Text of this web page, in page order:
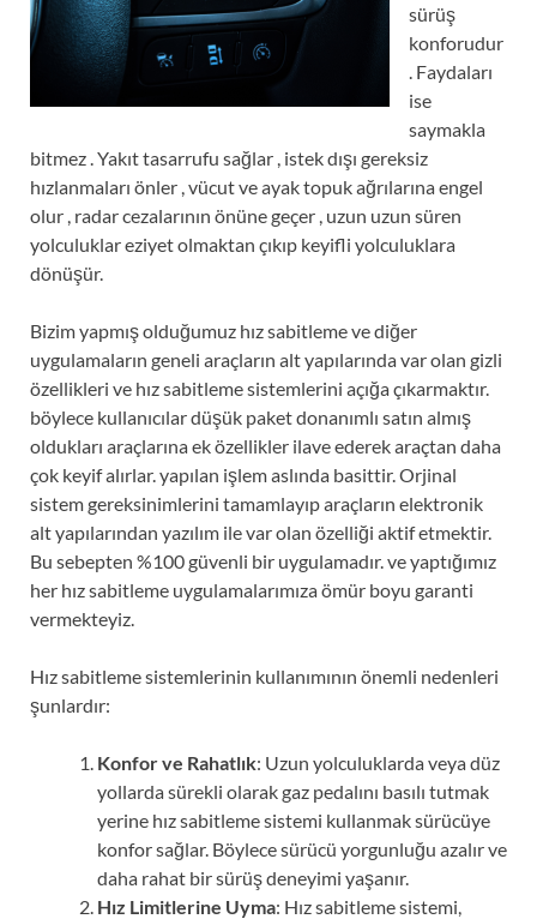
sürüş
konforudur
. Faydaları
ise
saymakla
bitmez . Yakıt tasarrufu sağlar , istek dışı gereksiz
hızlanmaları önler , vücut ve ayak topuk ağrılarına engel
olur , radar cezalarının önüne geçer , uzun uzun süren
yolculuklar eziyet olmaktan çıkıp keyifli yolculuklara
dönüşür.
Bizim yapmış olduğumuz hız sabitleme ve diğer
uygulamaların geneli araçların alt yapılarında var olan gizli
özellikleri ve hız sabitleme sistemlerini açığa çıkarmaktır.
böylece kullanıcılar düşük paket donanımlı satın almış
oldukları araçlarına ek özellikler ilave ederek araçtan daha
çok keyif alırlar. yapılan işlem aslında basittir. Orjinal
sistem gereksinimlerini tamamlayıp araçların elektronik
alt yapılarından yazılım ile var olan özelliği aktif etmektir.
Bu sebepten %100 güvenli bir uygulamadır. ve yaptığımız
her hız sabitleme uygulamalarımıza ömür boyu garanti
vermekteyiz.
Hız sabitleme sistemlerinin kullanımının önemli nedenleri
şunlardır:
Konfor ve Rahatlık: Uzun yolculuklarda veya düz
yollarda sürekli olarak gaz pedalını basılı tutmak
yerine hız sabitleme sistemi kullanmak sürücüye
konfor sağlar. Böylece sürücü yorgunluğu azalır ve
daha rahat bir sürüş deneyimi yaşanır.
Hız Limitlerine Uyma: Hız sabitleme sistemi,